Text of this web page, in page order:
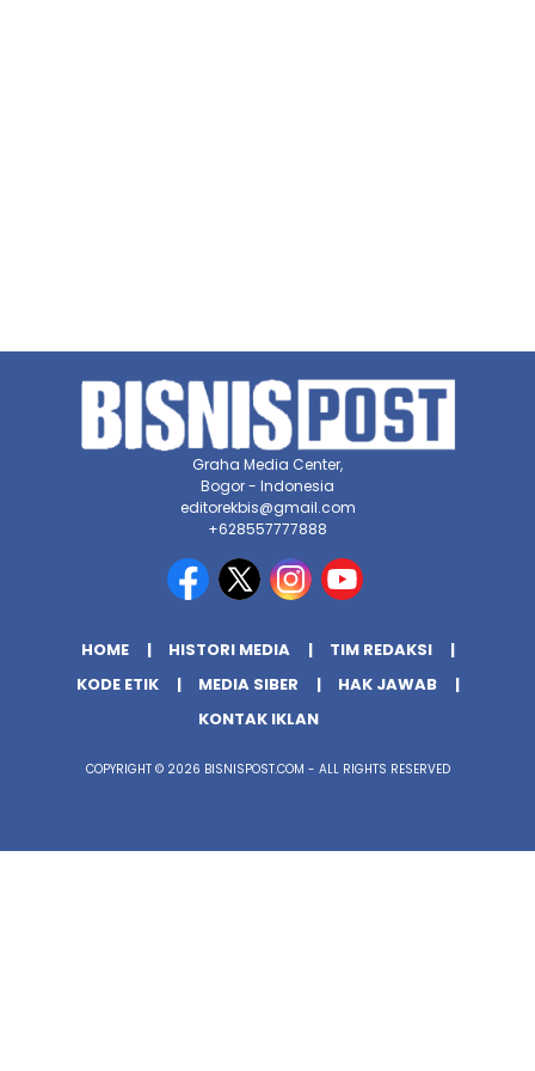
Graha Media Center,
Bogor - Indonesia
editorekbis@gmail.com
+628557777888
HOME HISTORI MEDIA
TIM REDAKSI
KODE ETIK
MEDIA SIBER
HAK JAWAB
KONTAK IKLAN
COPYRIGHT © 2026 BISNISPOST.COM - ALL RIGHTS RESERVED